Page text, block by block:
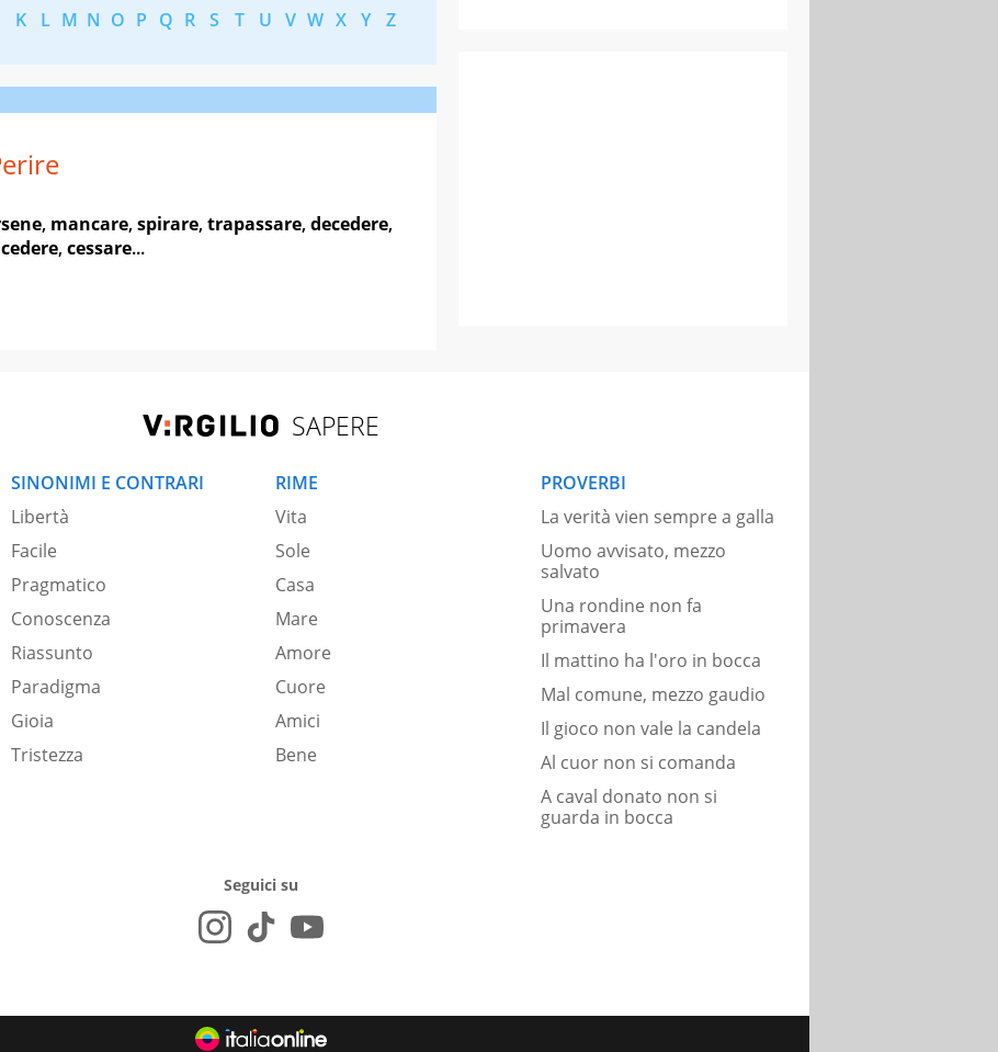
K L M N O P Q R S T U V W X Y Z
, mancare,spirare,trapassare,decedere,
cedere,cessare...
SAPERE
SINONIMI E CONTRARI
Libertà
Facile
Pragmatico
Conoscenza
Riassunto
Paradigma
Gioia
Tristezza
RIME
Vita
Sole
Casa
Mare
Amore
Cuore
Amici
Bene
PROVERBI
La verità vien sempre a galla
Uomo avvisato, mezzo
salvato
Una rondine non fa
primavera
Il mattino ha l'oro in bocca
Mal comune, mezzo gaudio
Il gioco non vale la candela
Al cuor non si comanda
A caval donato non si
guarda in bocca
Seguici su